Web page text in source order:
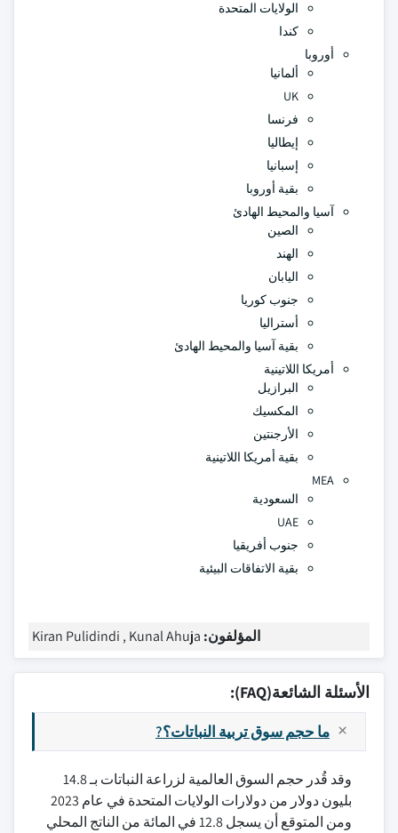
الولايات المتحدة
كندا
أوروبا
ألمانيا
UK
فرنسا
إيطاليا
إسبانيا
بقية أوروبا
آسيا والمحيط الهادئ
الصين
الهند
اليابان
جنوب كوريا
أستراليا
بقية آسيا والمحيط الهادئ
أمريكا اللاتينية
البرازيل
المكسيك
الأرجنتين
بقية أمريكا اللاتينية
MEA
السعودية
UAE
جنوب أفريقيا
بقية الاتفاقات البيئية
المؤلفون: Kiran Pulidindi , Kunal Ahuja
الأسئلة الشائعة(FAQ):
ما حجم سوق تربية النباتات؟?
وقد قُدر حجم السوق العالمية لزراعة النباتات بـ 14.8
بليون دولار من دولارات الولايات المتحدة في عام 2023
ومن المتوقع أن يسجل 12.8 في المائة من الناتج المحلي